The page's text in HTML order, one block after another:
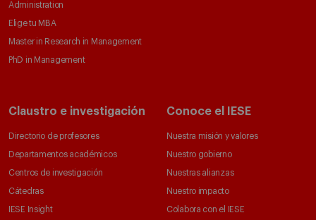
Administration
Elige tu MBA
Master in Research in Management
PhD in Management
Claustro e investigación
Directorio de profesores
Departamentos académicos
Centros de investigación
Cátedras
IESE Insight
Conoce el IESE
Nuestra misión y valores
Nuestro gobierno
Nuestras alianzas
Nuestro impacto
Colabora con el IESE